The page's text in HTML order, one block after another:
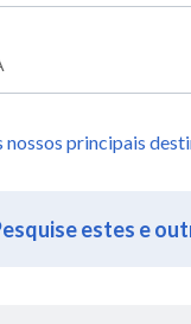
nossos principais
estes e